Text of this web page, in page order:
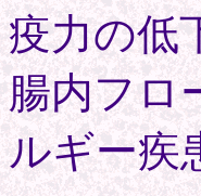
疫力の低
腸内フロ
ルギー疾